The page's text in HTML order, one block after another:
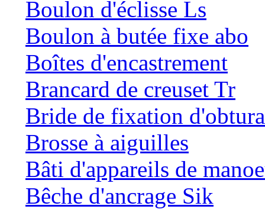
Boulon d'éclisse Ls
Boulon à butée fixe abo
Boîtes d'encastrement
Brancard de creuset Tr
Bride de fixation
Brosse à aiguilles
Bâti d'appareils de
Bêche d'ancrage Sik